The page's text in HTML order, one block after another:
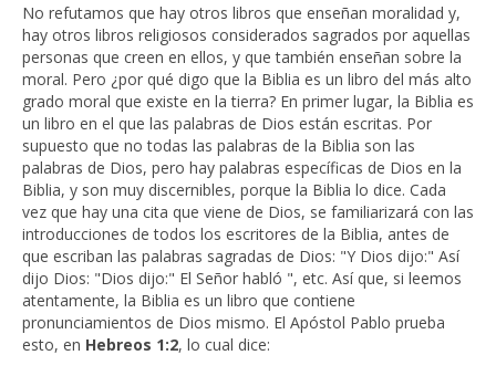
No refutamos que hay otros libros que enseñan moralidad y,
hay otros libros religiosos considerados sagrados por aquellas
personas que creen en ellos, y que también enseñan sobre la
moral. Pero ¿por qué digo que la Biblia es un libro del más alto
grado moral que existe en la tierra? En primer lugar, la Biblia es
un libro en el que las palabras de Dios están escritas. Por
supuesto que no todas las palabras de la Biblia son las
palabras de Dios, pero hay palabras específicas de Dios en la
Biblia, y son muy discernibles, porque la Biblia lo dice. Cada
vez que hay una cita que viene de Dios, se familiarizará con las
introducciones de todos los escritores de la Biblia, antes de
que escriban las palabras sagradas de Dios: "Y Dios dijo:" Así
dijo Dios: "Dios dijo:" El Señor habló ", etc. Así que, si leemos
atentamente, la Biblia es un libro que contiene
pronunciamientos de Dios mismo. El Apóstol Pablo prueba
esto, en Hebreos 1:2, lo cual dice: